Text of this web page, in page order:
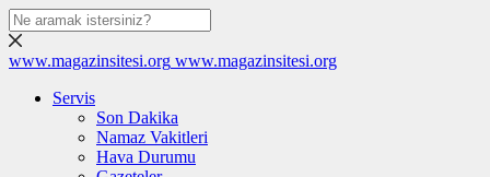
www.magazinsitesi.org www.magazinsitesi.org
Servis
Son Dakika
Namaz Vakitleri
Hava Durumu